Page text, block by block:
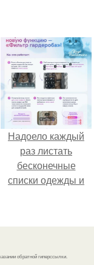
Надоело каждый
раз листать
бесконечные
списки одежды и
кусочкам?
обратной гиперссылки.